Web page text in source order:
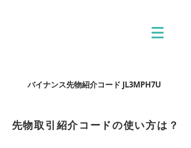
バイナンス先物紹介コード JL3MPH7U
先物取引紹介コードの使い方は？